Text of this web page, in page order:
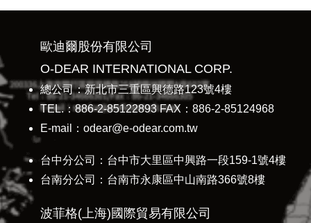
歐迪爾股份有限公司
O-DEAR INTERNATIONAL CORP.
總公司：新北市三重區興德路123號4樓
TEL.：886-2-85122893 FAX：886-2-85124968
E-mail：odear@e-odear.com.tw
台中分公司：台中市大里區中興路一段159-1號4樓
台南分公司：台南市永康區中山南路366號8樓
波菲格(上海)國際貿易有限公司